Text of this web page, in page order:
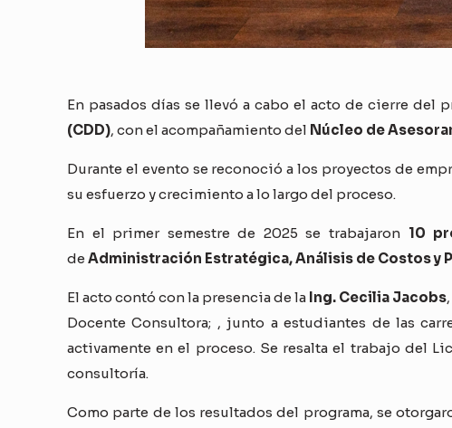
En pasados días se llevó a cabo el acto de cierre del
(CDD), con el acompañamiento del Núcleo de
Durante el evento se reconoció a los proyectos de
su esfuerzo y crecimiento a lo largo del proceso.
En el primer semestre de 2025 se trabajaron 10
de Administración Estratégica, Análisis de Costos y
El acto contó con la presencia de la Ing. Cecilia Jacobs
Docente Consultora; , junto a estudiantes de las
activamente en el proceso. Se resalta el trabajo del
consultoría.
Como parte de los resultados del programa, se